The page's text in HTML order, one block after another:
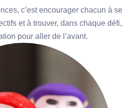
c’est encourager chacun à se
et à trouver, dans chaque défi,
pour aller de l’avant.